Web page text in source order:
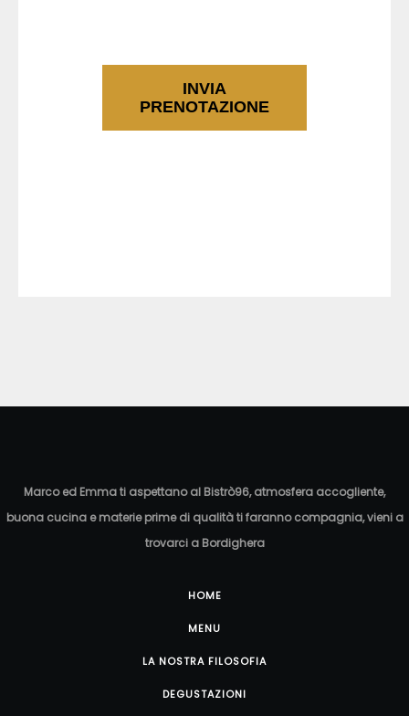
INVIA
PRENOTAZIONE
Marco ed Emma ti aspettano al Bistrò96, atmosfera accogliente,
buona cucina e materie prime di qualità ti faranno compagnia, vieni a
trovarci a Bordighera
HOME
MENU
LA NOSTRA FILOSOFIA
DEGUSTAZIONI